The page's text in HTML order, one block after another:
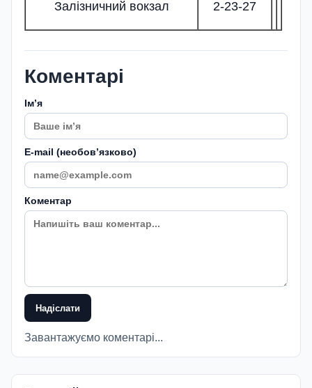
Залізничний вокзал 2-23-27
Коментарі
Імʼя
E-mail (необовʼязково)
Коментар
Надіслати
Завантажуємо коментарі...